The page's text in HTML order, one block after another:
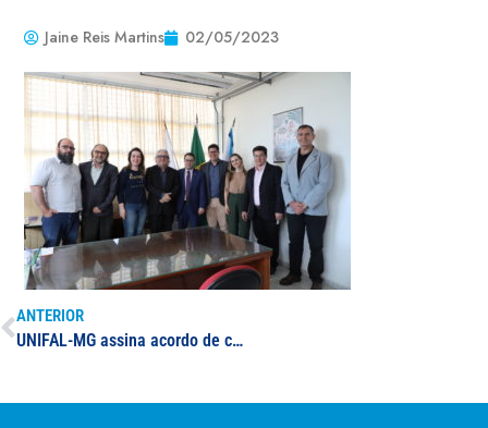
Jaine Reis Martins 02/05/2023
ANTERIOR
UNIFAL-MG assina acordo de cooperação acadêmica com universidade do Canadá